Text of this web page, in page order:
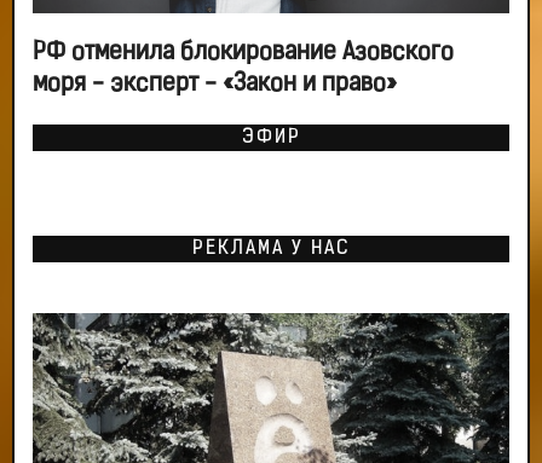
РФ отменила блокирование Азовского
моря - эксперт - «Закон и право»
ЭФИР
РЕКЛАМА У НАС